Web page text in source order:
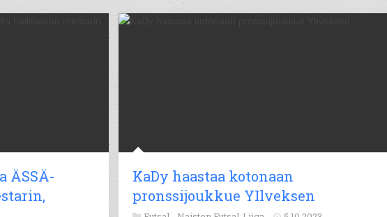
ÄSSÄ-
KaDy haastaa kotonaan
pronssijoukkue YIlveksen